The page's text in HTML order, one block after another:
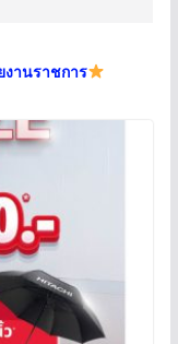
งานราชการ